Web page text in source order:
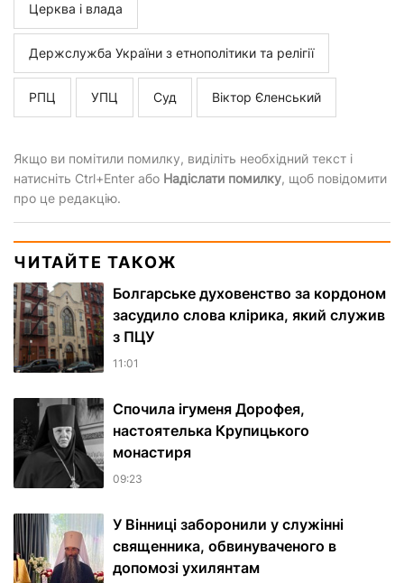
Церква і влада
Держслужба України з етнополітики та релігії
РПЦ УПЦ Суд Віктор Єленський
Якщо ви помітили помилку, виділіть необхідний текст і
натисніть Ctrl+Enter або Надіслати помилку, щоб повідомити
про це редакцію.
ЧИТАЙТЕ ТАКОЖ
Болгарське духовенство за кордоном
засудило слова клірика, який служив
з ПЦУ
11:01
Спочила ігуменя Дорофея,
настоятелька Крупицького
монастиря
09:23
У Вінниці заборонили у служінні
священника, обвинуваченого в
допомозі ухилянтам